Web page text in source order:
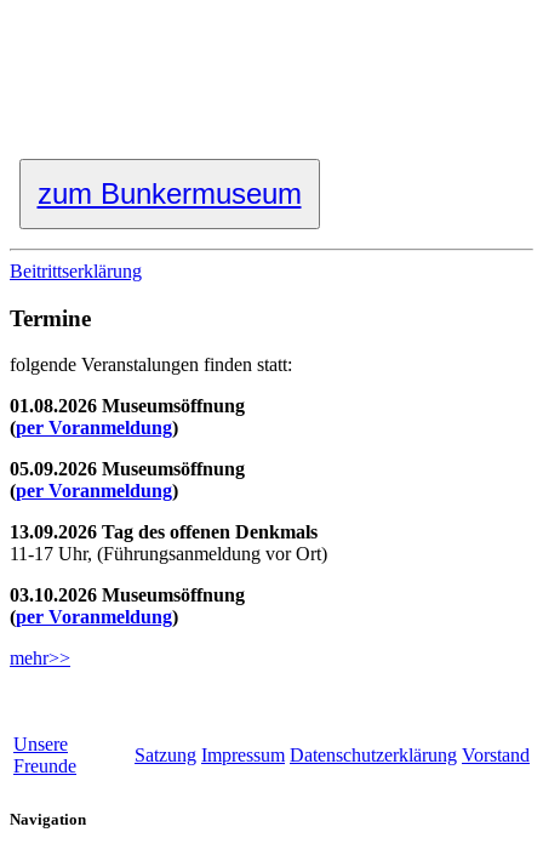
zum Bunkermuseum
Beitrittserklärung
Termine
folgende Veranstalungen finden statt:
01.08.2026 Museumsöffnung
(per Voranmeldung)
05.09.2026 Museumsöffnung
(per Voranmeldung)
13.09.2026 Tag des offenen Denkmals
11-17 Uhr, (Führungsanmeldung vor Ort)
03.10.2026 Museumsöffnung
(per Voranmeldung)
mehr>>
Unsere
Freunde
Satzung Impressum Datenschutzerklärung Vorstand
Navigation